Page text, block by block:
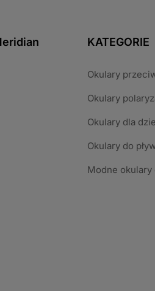
KATEGORIE
Okulary
Okulary
Okulary dla
Okulary do
Modne okulary